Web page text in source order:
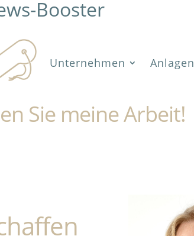
Booster
Unternehmen Anlagen
Sie meine Arbeit!